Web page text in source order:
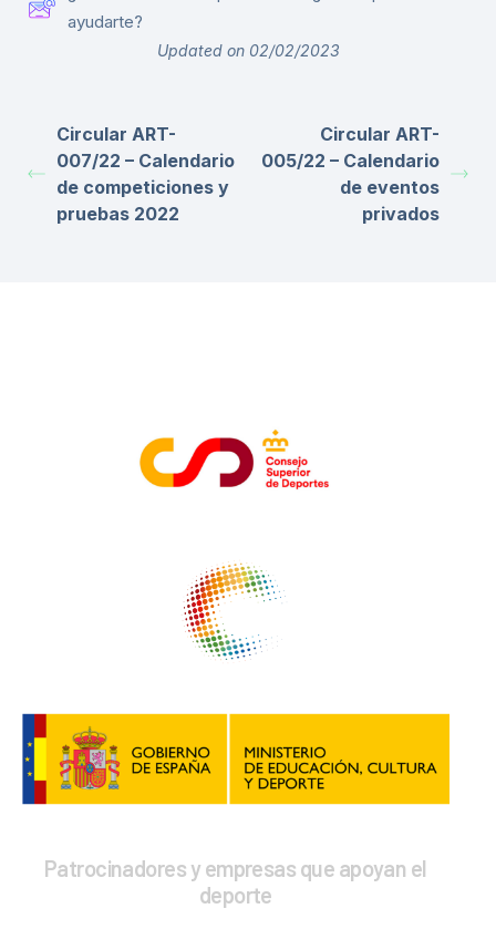
ayudarte?
Updated on 02/02/2023
Circular ART-
007/22 – Calendario
de competiciones y
pruebas 2022
Circular ART-
005/22 – Calendario
de eventos
privados
Patrocinadores y empresas que apoyan el
deporte